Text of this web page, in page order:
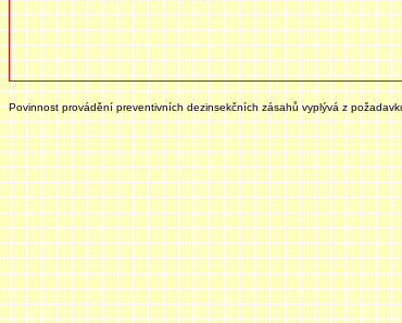
Povinnost provádění preventivních dezinsekčních zásahů vyplývá z